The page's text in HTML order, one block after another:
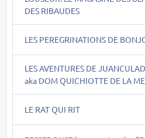
DES RIBAUDES
LES PEREGRINATIONS DE
LES AVENTURES DE
aka DOM QUICHIOTTE DE LA
LE RAT QUI RIT